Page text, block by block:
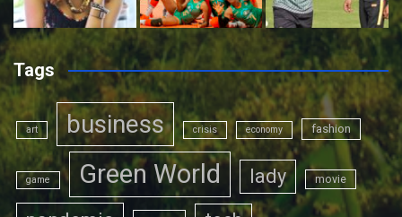
Tags
art business crisis economy fashion
game Green World lady movie